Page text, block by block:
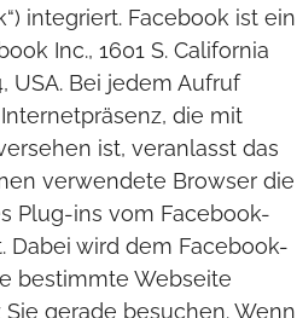
integriert. Facebook ist ein
Inc., 1601 S. California
USA. Bei jedem Aufruf
die mit
ist, veranlasst das
verwendete Browser die
Plug-ins vom Facebook-
Dabei wird dem Facebook-
bestimmte Webseite
gerade besuchen. Wenn